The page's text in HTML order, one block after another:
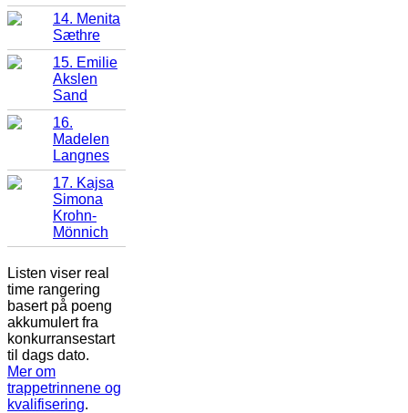
14. Menita
Sæthre
15. Emilie
Akslen
Sand
16.
Madelen
Langnes
17. Kajsa
Simona
Krohn-
Mönnich
Listen viser real
time rangering
basert på poeng
akkumulert fra
konkurransestart
til dags dato.
Mer om
trappetrinnene og
kvalifisering.